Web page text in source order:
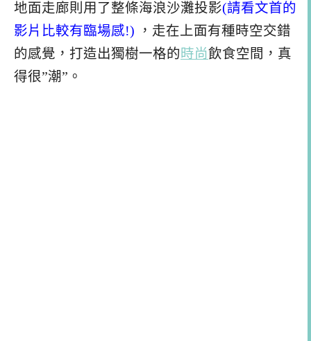
地面走廊則用了整條海浪沙灘投影(請看文首的
影片比較有臨場感!) ，走在上面有種時空交錯
的感覺，打造出獨樹一格的時尚飲食空間，真
得很”潮”。